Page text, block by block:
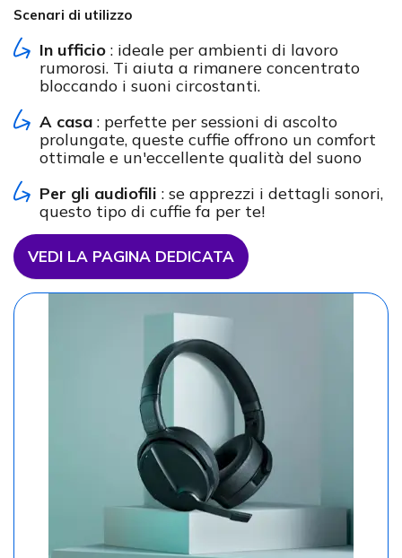
Scenari di utilizzo
In ufficio : ideale per ambienti di lavoro
rumorosi. Ti aiuta a rimanere concentrato
bloccando i suoni circostanti.
A casa : perfette per sessioni di ascolto
prolungate, queste cuffie offrono un comfort
ottimale e un'eccellente qualità del suono
Per gli audiofili : se apprezzi i dettagli sonori,
questo tipo di cuffie fa per te!
VEDI LA PAGINA DEDICATA